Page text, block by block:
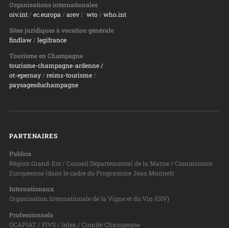
Organisations internationales
oiv.int/ ec.europa / arev/ wto/ who.int
Sites juridiques à vocation générale
findlaw/ legifrance
Tourisme en Champagne
tourisme-champagne-ardenne /
ot-epernay/ reims-tourisme/
paysagesduchampagne
PARTENAIRES
Publics
Région Grand-Est / Conseil Départemental de la Marne / Commission
Européenne (dans le cadre du Programme Jean Monnet)
Internationaux
Organisation Internationale de la Vigne et du Vin (OIV)
Professionnels
OCAPIAT / FIVS / Inlex / Comité Champagne